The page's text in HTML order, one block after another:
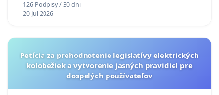
126 Podpisy / 30 dni
20 Jul 2026
Petícia za prehodnotenie legislatívy elektrických
kolobežiek a vytvorenie jasných pravidiel pre
dospelých používateľov